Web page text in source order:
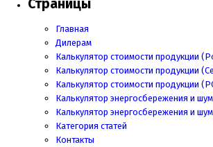
Страницы
Главная
Дилерам
Калькулятор стоимости продукции
Калькулятор стоимости продукции
Калькулятор стоимости продукции
Калькулятор энергосбережения и
Калькулятор энергосбережения и
Категория статей
Контакты